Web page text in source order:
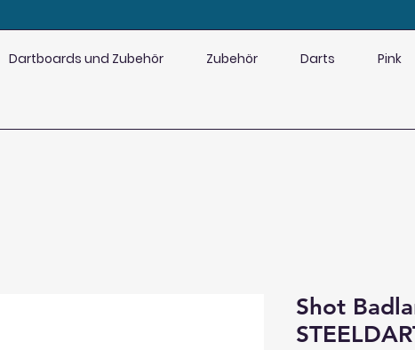
Dartboards und Zubehör Zubehör Darts Pink
Shot